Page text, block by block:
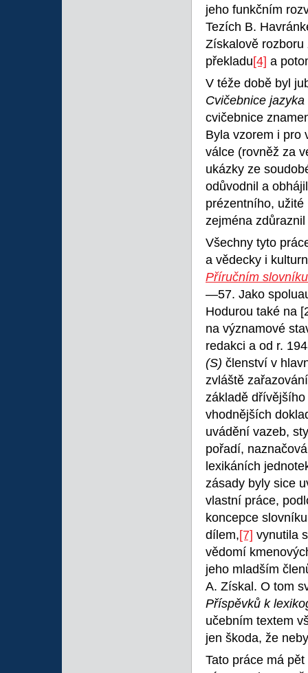
jeho funkčním
Tezích B.
Získalově rozboru
překladu[4] a
V téže době byl
Cvičebnice
cvičebnice
Byla vzorem i pro
válce (rovněž za
ukázky ze
odůvodnil a
prézentního,
zejména
Všechny tyto
a vědecky i
Příručním
—57. Jako
Hodurou také na
na významové
redakci a od r.
(S) členství v
zvláště
základě
vhodnějších
uvádění vazeb,
pořadí,
lexikáních
zásady byly sice
vlastní práce,
koncepce
dílem,[7] vynutila
vědomí
jeho mladším
A. Získal. O tom
Příspěvků k
učebním textem
jen škoda, že
Tato práce má